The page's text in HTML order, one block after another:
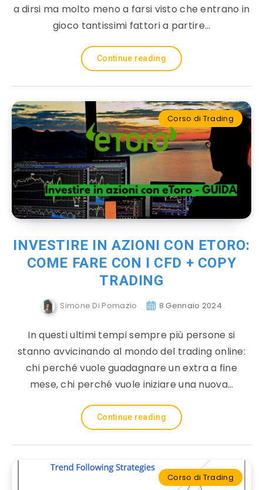
a dirsi ma molto meno a farsi visto che entrano in
gioco tantissimi fattori a partire…
Continue reading
Corso di Trading
INVESTIRE IN AZIONI CON ETORO:
COME FARE CON I CFD + COPY
TRADING
Simone Di Pomazio 8 Gennaio 2024
In questi ultimi tempi sempre più persone si
stanno avvicinando al mondo del trading online:
chi perché vuole guadagnare un extra a fine
mese, chi perché vuole iniziare una nuova…
Continue reading
Corso di Trading